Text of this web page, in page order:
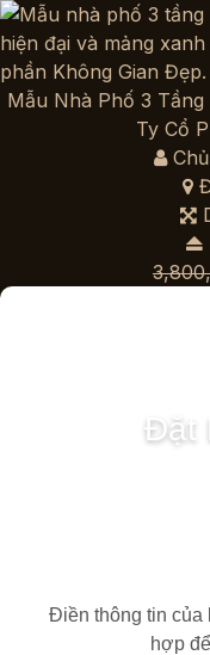
Mẫu Nhà Phố 3
Ty Cổ
Đặt
Điền thông tin của
hợp